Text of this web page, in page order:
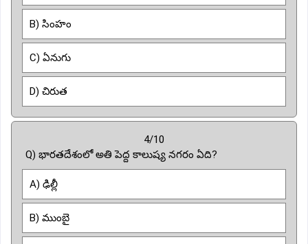
B) సింహం
C) ఏనుగు
D) చిరుత
4/10
Q) భారతదేశంలో అతి పెద్ద కాలుష్య నగరం ఏది?
A) ఢిల్లీ
B) ముంబై